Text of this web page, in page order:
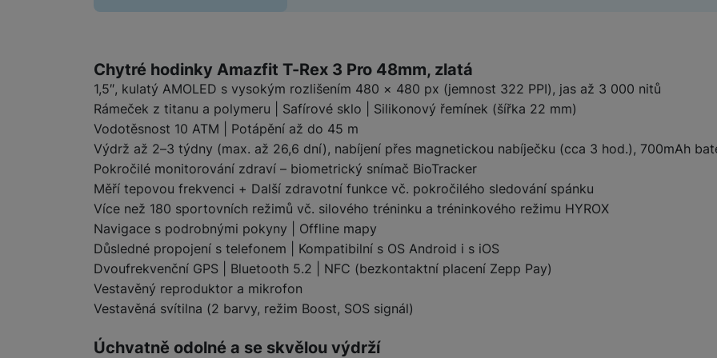
Chytré hodinky Amazfit T-Rex 3 Pro 48mm, zlatá
1,5″, kulatý AMOLED s vysokým rozlišením 480 × 480 px (jemnost 322 PPI), jas až 3 000 nitů
Rámeček z titanu a polymeru | Safírové sklo | Silikonový řemínek (šířka 22 mm)
Vodotěsnost 10 ATM | Potápění až do 45 m
Výdrž až 2–3 týdny (max. až 26,6 dní), nabíjení přes magnetickou nabíječku (cca 3 hod.), 700mAh
Pokročilé monitorování zdraví – biometrický snímač BioTracker
Měří tepovou frekvenci + Další zdravotní funkce vč. pokročilého sledování spánku
Více než 180 sportovních režimů vč. silového tréninku a tréninkového režimu HYROX
Navigace s podrobnými pokyny | Offline mapy
Důsledné propojení s telefonem | Kompatibilní s OS Android i s iOS
Dvoufrekvenční GPS | Bluetooth 5.2 | NFC (bezkontaktní placení Zepp Pay)
Vestavěný reproduktor a mikrofon
Vestavěná svítilna (2 barvy, režim Boost, SOS signál)
Úchvatně odolné a se skvělou výdrží